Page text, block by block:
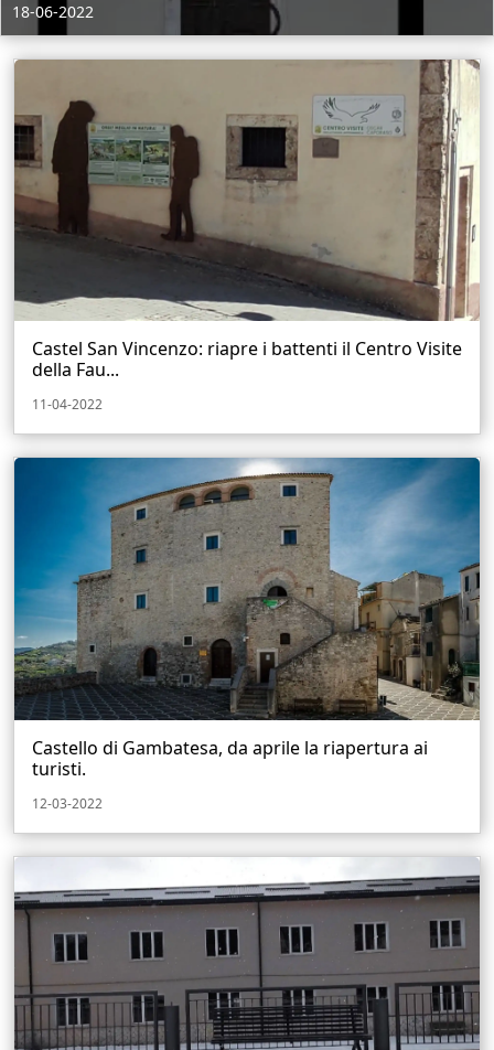
18-06-2022
Castel San Vincenzo: riapre i battenti il Centro Visite
della Fau...
11-04-2022
Castello di Gambatesa, da aprile la riapertura ai
turisti.
12-03-2022